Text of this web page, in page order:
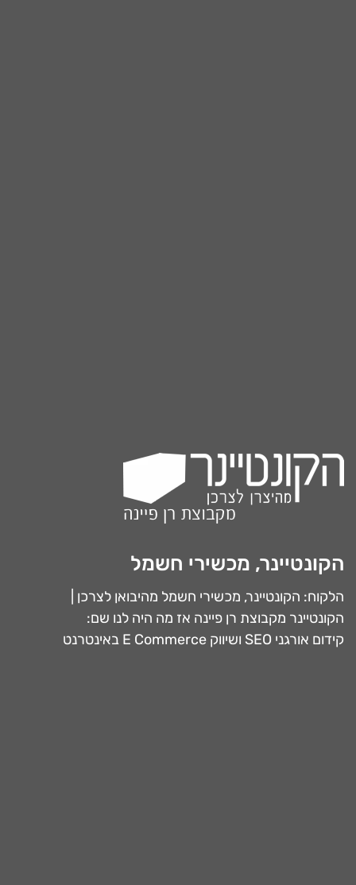
הקונטיינר, מכשירי חשמל
הלקוח: הקונטיינר, מכשירי חשמל מהיבואן לצרכן |
הקונטיינר מקבוצת רן פיינה אז מה היה לנו שם:
קידום אורגני SEO ושיווק E Commerce באינטרנט